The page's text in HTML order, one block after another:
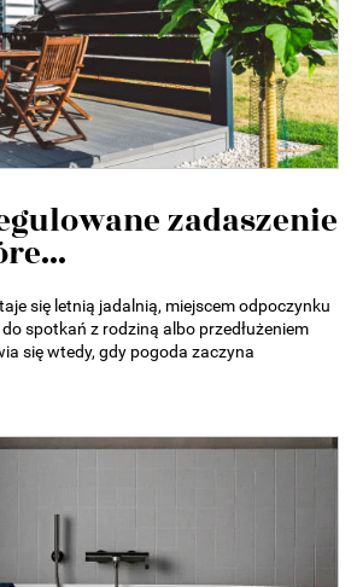
zadaszenie
się letnią jadalnią, miejscem odpoczynku
spotkań z rodziną albo przedłużeniem
się wtedy, gdy pogoda zaczyna